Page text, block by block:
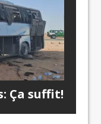
Ça suffit!